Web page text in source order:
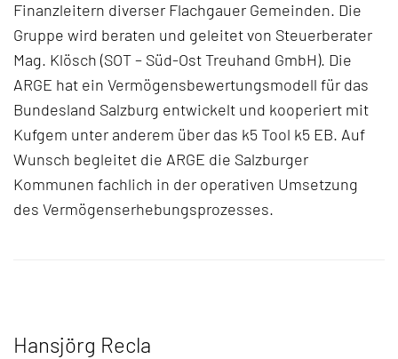
Finanzleitern diverser Flachgauer Gemeinden. Die
Gruppe wird beraten und geleitet von Steuerberater
Mag. Klösch (SOT – Süd-Ost Treuhand GmbH). Die
ARGE hat ein Vermögensbewertungsmodell für das
Bundesland Salzburg entwickelt und kooperiert mit
Kufgem unter anderem über das k5 Tool k5 EB. Auf
Wunsch begleitet die ARGE die Salzburger
Kommunen fachlich in der operativen Umsetzung
des Vermögenserhebungsprozesses.
Hansjörg Recla